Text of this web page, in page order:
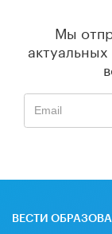
Мы
ВЕСТИ